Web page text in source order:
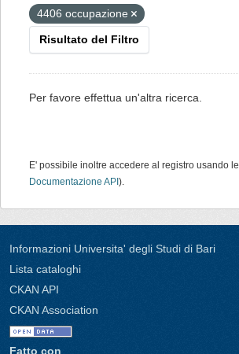
4406 occupazione
Risultato del Filtro
Per favore effettua un'altra ricerca.
E' possibile inoltre accedere al registro usando le
Documentazione API ).
Informazioni Universita' degli Studi di Bari
Lista cataloghi
CKAN API
CKAN Association
Fatto con